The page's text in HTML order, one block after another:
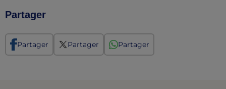
Partager
Partager Partager Partager